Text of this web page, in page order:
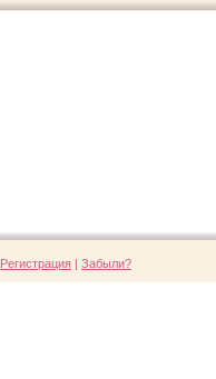
Регистрация | Забыли?